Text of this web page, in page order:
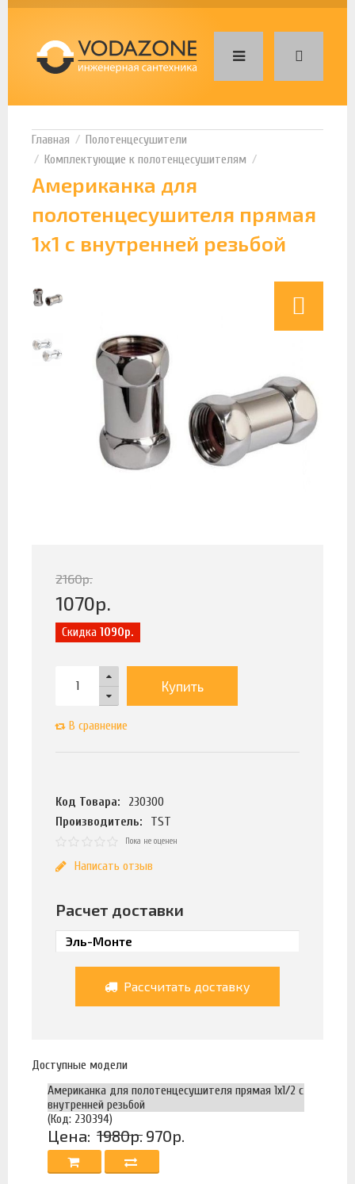
Полотенцесушители
Комплектующие к полотенцесушителям
Американка для
полотенцесушителя прямая
1х1 с внутренней резьбой
2160р.
1070р.
Скидка 1090р.
Купить
В сравнение
Код Товара:
230300
Производитель:
TST
Пока не оценен
Написать отзыв
Расчет доставки
Рассчитать доставку
Доступные модели
Американка для полотенцесушителя прямая 1х1/2 с
внутренней резьбой
(Код: 230394)
Цена: 1980р. 970р.